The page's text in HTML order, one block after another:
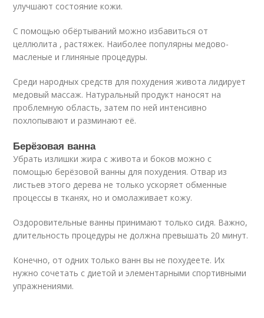
улучшают состояние кожи.
С помощью обёртываний можно избавиться от
целлюлита , растяжек. Наиболее популярны медово-
масленые и глиняные процедуры.
Среди народных средств для похудения живота лидирует
медовый массаж. Натуральный продукт наносят на
проблемную область, затем по ней интенсивно
похлопывают и разминают её.
Берёзовая ванна
Убрать излишки жира с живота и боков можно с
помощью берёзовой ванны для похудения. Отвар из
листьев этого дерева не только ускоряет обменные
процессы в тканях, но и омолаживает кожу.
Оздоровительные ванны принимают только сидя. Важно,
длительность процедуры не должна превышать 20 минут.
Конечно, от одних только ванн вы не похудеете. Их
нужно сочетать с диетой и элементарными спортивными
упражнениями.